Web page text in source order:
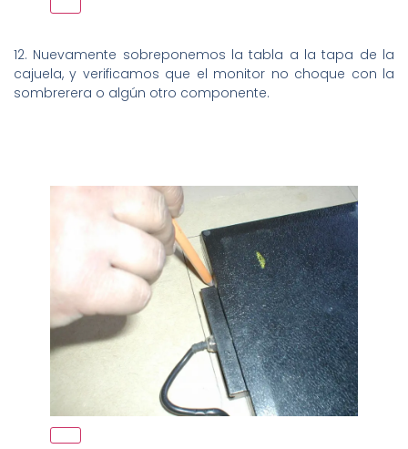
12. Nuevamente sobreponemos la tabla a la tapa de la
cajuela, y verificamos que el monitor no choque con la
sombrerera o algún otro componente.